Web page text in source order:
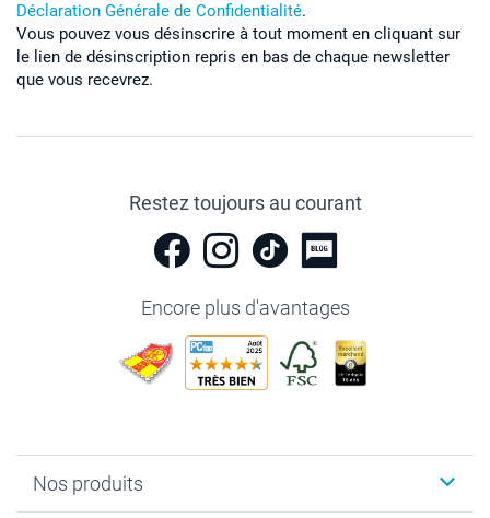
Déclaration Générale de Confidentialité.
Vous pouvez vous désinscrire à tout moment en cliquant sur
le lien de désinscription repris en bas de chaque newsletter
que vous recevrez.
Restez toujours au courant
Encore plus d'avantages
Nos produits